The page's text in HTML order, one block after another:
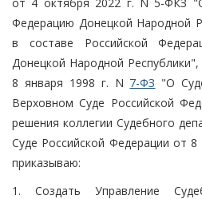
Федерацию Донецкой Народной
в составе Российской
Донецкой Народной
8 января 1998 г. N 7-ФЗ "О
Верховном Суде Российской
решения коллегии Судебного
Суде Российской Федерации от
приказываю:
1. Создать Управление